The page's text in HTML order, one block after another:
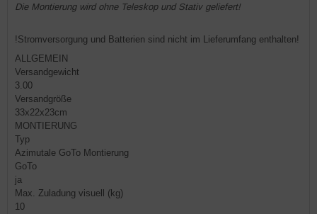
Die Montierung wird ohne Teleskop und Stativ geliefert!
!Stromversorgung und Batterien sind nicht im Lieferumfang enthalten!
ALLGEMEIN
Versandgewicht
3.00
Versandgröße
33x22x23cm
MONTIERUNG
Typ
Azimutale GoTo Montierung
GoTo
ja
Max. Zuladung visuell (kg)
10